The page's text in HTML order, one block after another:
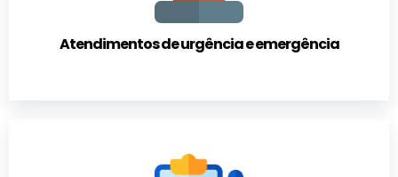
Atendimentos de urgência e emergência